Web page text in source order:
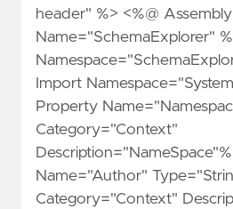
header" %> <%@ Assembly
Name="SchemaExplorer"
Import
Property
Category="Context"
Name="Author"
Category="Context"